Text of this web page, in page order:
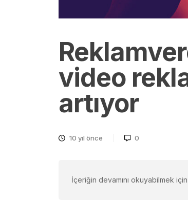
video
artıyor
10 yıl önce 0
İçeriğin devamını okuyabilmek için